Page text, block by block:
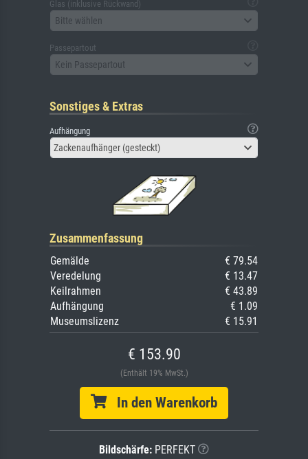
Glas (inklusive Rückwand)
Bitte wählen
Passepartout
Kein Passepartout
Sonstiges & Extras
Aufhängung
Zackenaufhänger (gesteckt)
Zusammenfassung
Gemälde
€ 79.54
Veredelung
€ 13.47
Keilrahmen
€ 43.89
Aufhängung
€ 1.09
Museumslizenz
€ 15.91
€ 153.90
(Enthält 19% MwSt.)
In den Warenkorb
Bildschärfe: PERFEKT